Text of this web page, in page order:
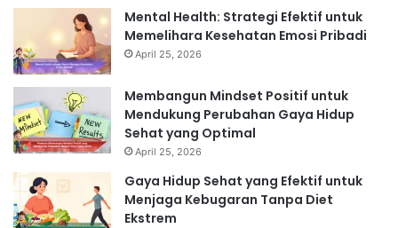
Mental Health: Strategi Efektif untuk
Memelihara Kesehatan Emosi Pribadi
April 25, 2026
Membangun Mindset Positif untuk
Mendukung Perubahan Gaya Hidup
Sehat yang Optimal
April 25, 2026
Gaya Hidup Sehat yang Efektif untuk
Menjaga Kebugaran Tanpa Diet
Ekstrem